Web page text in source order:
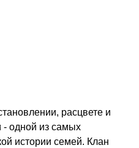
расцвете и
- одной из самых
истории семей. Клан